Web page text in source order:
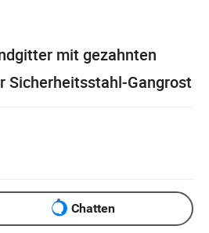
mit gezahnten
Sicherheitsstahl-Gangrost
Chatten